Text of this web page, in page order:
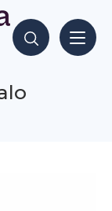
Hae sisältöjä